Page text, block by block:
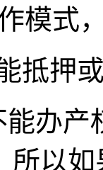
模式
抵押
办产
所以